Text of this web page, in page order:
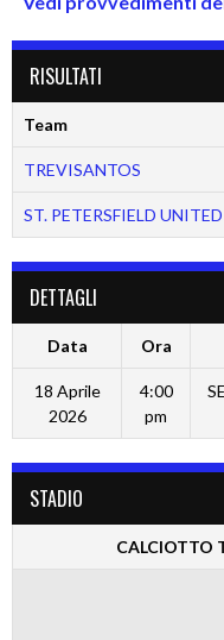
RISULTATI
Team
TREVISANTOS
ST. PETERSFIELD UNITED
DETTAGLI
Data Ora
18 Aprile
2026
4:00
pm
STADIO
CALCIOTTO